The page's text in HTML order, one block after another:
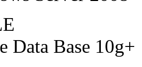
Data Base 10g+